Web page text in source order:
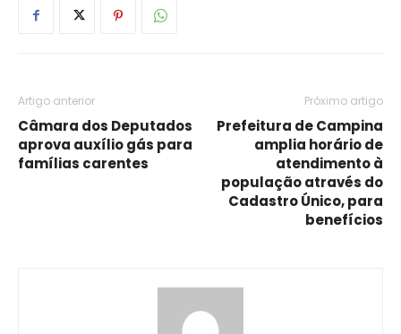
Artigo anterior
Câmara dos Deputados
aprova auxílio gás para
famílias carentes
Próximo artigo
Prefeitura de Campina
amplia horário de
atendimento à
população através do
Cadastro Único, para
benefícios